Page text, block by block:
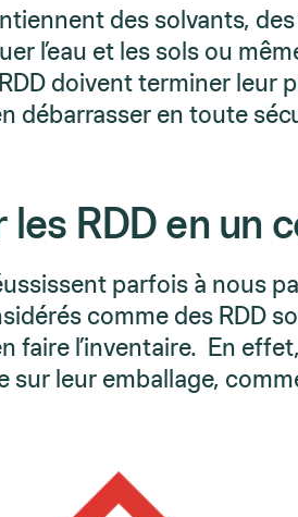
des solvants,
l’eau et les sols ou
doivent terminer leur
débarrasser en toute
les RDD en un
parfois à nous
comme des RDD
faire l’inventaire. En
sur leur emballage,